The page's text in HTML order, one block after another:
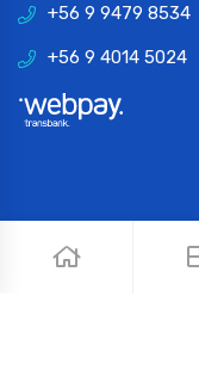
+56 9 9479 8534
+56 9 4014 5024